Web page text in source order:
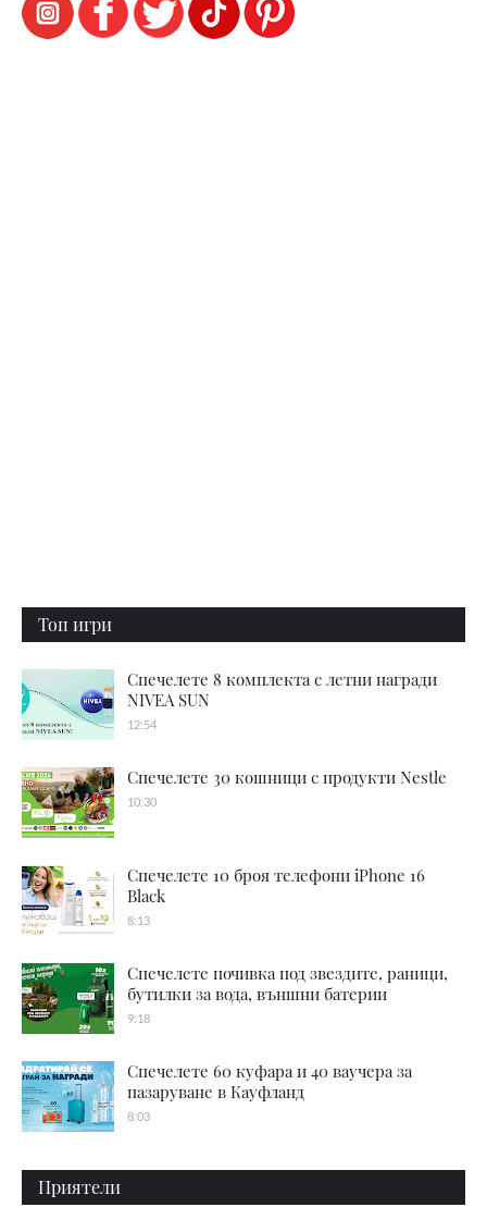
Топ игри
Спечелете 8 комплекта с летни награди
NIVEA SUN
12:54
Спечелете 30 кошници с продукти Nestle
10:30
Спечелете 10 броя телефони iPhone 16
Black
8:13
Спечелете почивка под звездите, раници,
бутилки за вода, външни батерии
9:18
Спечелете 60 куфара и 40 ваучера за
пазаруване в Кауфланд
8:03
Приятели